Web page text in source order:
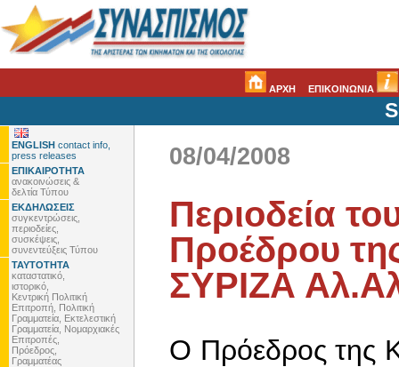
ΑΡΧΗ ΕΠΙΚΟΙΝΩΝΙΑ
ENGLISH contact info,
press releases
ΕΠΙΚΑΙΡΟΤΗΤΑ
ανακοινώσεις &
δελτία Τύπου
ΕΚΔΗΛΩΣΕΙΣ
συγκεντρώσεις,
περιοδείες,
συσκέψεις,
συνεντεύξεις Τύπου
ΤΑΥΤΟΤΗΤΑ
καταστατικό,
ιστορικό,
Κεντρική Πολιτική
Επιτροπή, Πολιτική
Γραμματεία, Εκτελεστική
Γραμματεία, Νομαρχιακές
Επιτροπές,
Πρόεδρος,
Γραμματέας
08/04/2008
Περιοδεία
Προέδρου
ΣΥΡΙΖΑ
Ο Πρόεδρος της